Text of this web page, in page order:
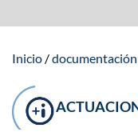
Inicio documentación